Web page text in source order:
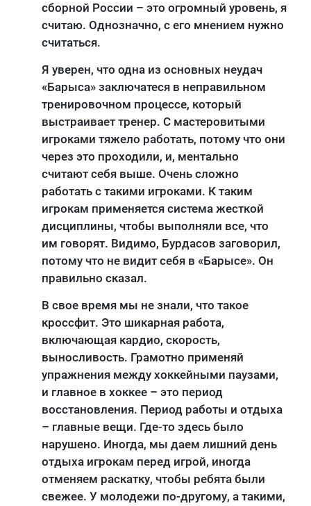
сборной России – это огромный уровень, я
считаю. Однозначно, с его мнением нужно
считаться.
Я уверен, что одна из основных неудач
«Барыса» заключатеся в неправильном
тренировочном процессе, который
выстраивает тренер. С мастеровитыми
игроками тяжело работать, потому что они
через это проходили, и, ментально
считают себя выше. Очень сложно
работать с такими игроками. К таким
игрокам применяется система жесткой
дисциплины, чтобы выполняли все, что
им говорят. Видимо, Бурдасов заговорил,
потому что не видит себя в «Барысе». Он
правильно сказал.
В свое время мы не знали, что такое
кроссфит. Это шикарная работа,
включающая кардио, скорость,
выносливость. Грамотно применяй
упражнения между хоккейными паузами,
и главное в хоккее – это период
восстановления. Период работы и отдыха
– главные вещи. Где-то здесь было
нарушено. Иногда, мы даем лишний день
отдыха игрокам перед игрой, иногда
отменяем раскатку, чтобы ребята были
свежее. У молодежи по-другому, а такими,